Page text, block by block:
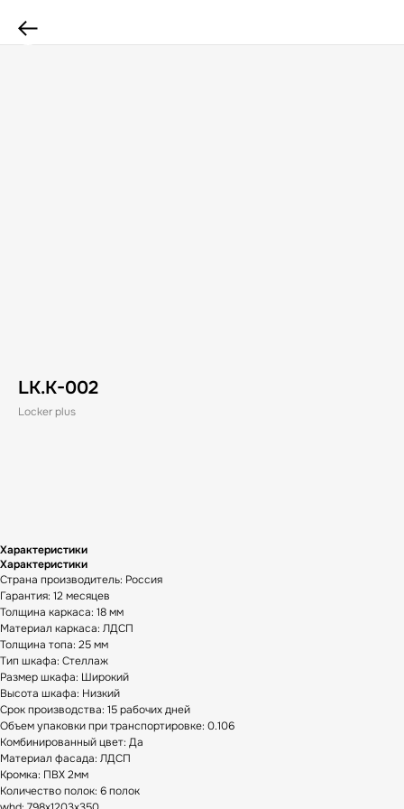
LK.K-002
Locker plus
Характеристики
Характеристики
Страна производитель: Россия
Гарантия: 12 месяцев
Толщина каркаса: 18 мм
Материал каркаса: ЛДСП
Толщина топа: 25 мм
Тип шкафа: Стеллаж
Размер шкафа: Широкий
Высота шкафа: Низкий
Срок производства: 15 рабочих дней
Объем упаковки при транспортировке: 0.106
Комбинированный цвет: Да
Материал фасада: ЛДСП
Кромка: ПВХ 2мм
Количество полок: 6 полок